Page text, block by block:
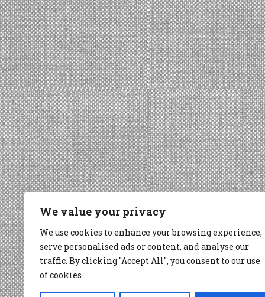
We value your privacy
We use cookies to enhance your browsing experience,
serve personalised ads or content, and analyse our
traffic. By clicking "Accept All", you consent to our use
of cookies.